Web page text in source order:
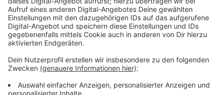
Die Ausbauvariante auf der Stelze sei die günstigste,
und deshalb beste, sagen die Autobahnbauer - in
Leverkusen wünscht man sich aber einen
unterirdischen Ausbau im Tunnel. Wenn Land und Stadt
würden, sei der Bund zu Gesprächen bereit, sagt die
Autobahnbauer des Bundes wollte sich das